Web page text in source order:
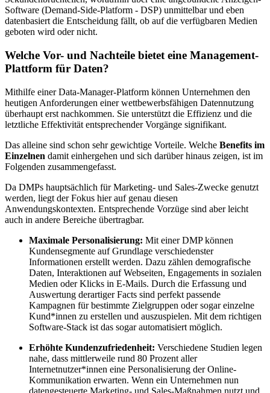
Software (Demand-Side-Platform - DSP) unmittelbar und eben
datenbasiert die Entscheidung fällt, ob auf die verfügbaren Medien
geboten wird oder nicht.
Welche Vor- und Nachteile bietet eine Management-
Plattform für Daten?
Mithilfe einer Data-Manager-Platform können Unternehmen den
heutigen Anforderungen einer wettbewerbsfähigen Datennutzung
überhaupt erst nachkommen. Sie unterstützt die Effizienz und die
letztliche Effektivität entsprechender Vorgänge signifikant.
Das alleine sind schon sehr gewichtige Vorteile. Welche Benefits im
Einzelnen damit einhergehen und sich darüber hinaus zeigen, ist im
Folgenden zusammengefasst.
Da DMPs hauptsächlich für Marketing- und Sales-Zwecke genutzt
werden, liegt der Fokus hier auf genau diesen
Anwendungskontexten. Entsprechende Vorzüge sind aber leicht
auch in andere Bereiche übertragbar.
Maximale Personalisierung: Mit einer DMP können
Kundensegmente auf Grundlage verschiedenster
Informationen erstellt werden. Dazu zählen demografische
Daten, Interaktionen auf Webseiten, Engagements in sozialen
Medien oder Klicks in E-Mails. Durch die Erfassung und
Auswertung derartiger Facts sind perfekt passende
Kampagnen für bestimmte Zielgruppen oder sogar einzelne
Kund*innen zu erstellen und auszuspielen. Mit dem richtigen
Software-Stack ist das sogar automatisiert möglich.
Erhöhte Kundenzufriedenheit: Verschiedene Studien legen
nahe, dass mittlerweile rund 80 Prozent aller
Internetnutzer*innen eine Personalisierung der Online-
Kommunikation erwarten. Wenn ein Unternehmen nun
datengesteuerte Marketing- und Sales-Maßnahmen nutzt und